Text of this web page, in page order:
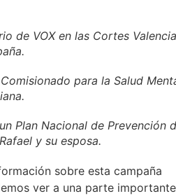
de VOX en las Cortes
para la Salud
Plan Nacional de Prevención
y su esposa.
sobre esta campaña
ver a una parte importante